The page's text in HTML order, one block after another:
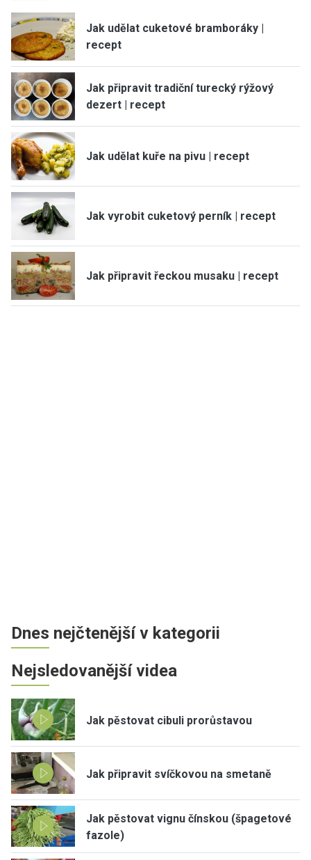
Jak udělat cuketové bramboráky |
recept
Jak připravit tradiční turecký rýžový
dezert | recept
Jak udělat kuře na pivu | recept
Jak vyrobit cuketový perník | recept
Jak připravit řeckou musaku | recept
Dnes nejčtenější v kategorii
Nejsledovanější videa
Jak pěstovat cibuli prorůstavou
Jak připravit svíčkovou na smetaně
Jak pěstovat vignu čínskou (špagetové
fazole)